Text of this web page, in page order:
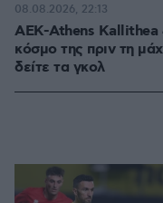
ΑΕΚ-Athens Kallithea
κόσμο της πριν τη
δείτε τα γκολ
08.08.2026, 22:13